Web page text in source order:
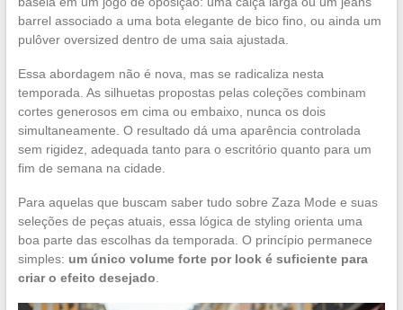
barrel associado a uma bota elegante de bico fino, ou ainda um
pulôver oversized dentro de uma saia ajustada.
Essa abordagem não é nova, mas se radicaliza nesta
temporada. As silhuetas propostas pelas coleções combinam
cortes generosos em cima ou embaixo, nunca os dois
simultaneamente. O resultado dá uma aparência controlada
sem rigidez, adequada tanto para o escritório quanto para um
fim de semana na cidade.
Para aquelas que buscam saber tudo sobre Zaza Mode e suas
seleções de peças atuais, essa lógica de styling orienta uma
boa parte das escolhas da temporada. O princípio permanece
simples: um único volume forte por look é suficiente para
criar o efeito desejado